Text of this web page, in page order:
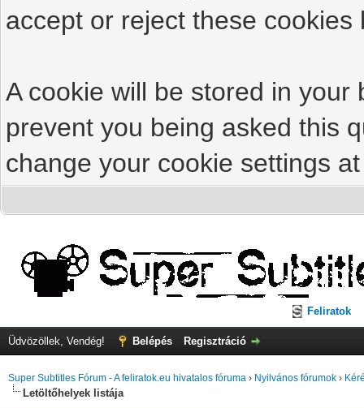
accept or reject these cookies
A cookie will be stored in
prevent you being asked this
change your cookie settings
Feliratok
Üdvözöllek, Vendég! Belépés Regisztráció
Super Subtitles Fórum - A feliratok.eu hivatalos fóruma › Nyilvános fórumok ›
Letöltőhelyek listája